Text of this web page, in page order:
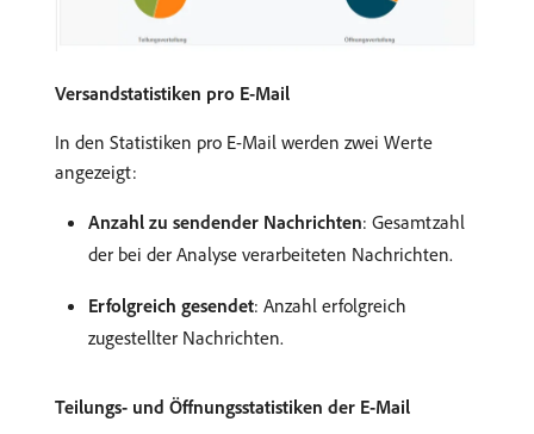
Versandstatistiken pro E-Mail
In den Statistiken pro E-Mail werden zwei Werte
angezeigt:
Anzahl zu sendender Nachrichten: Gesamtzahl
der bei der Analyse verarbeiteten Nachrichten.
Erfolgreich gesendet: Anzahl erfolgreich
zugestellter Nachrichten.
Teilungs- und Öffnungsstatistiken der E-Mail